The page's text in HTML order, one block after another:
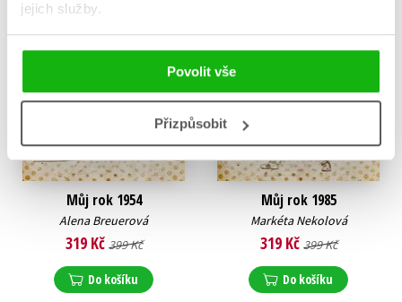
jejich služby.
Povolit vše
Přizpůsobit
Můj rok 1954
Alena Breuerová
319 Kč 399 Kč
Do košíku
Můj rok 1985
Markéta Nekolová
319 Kč 399 Kč
Do košíku